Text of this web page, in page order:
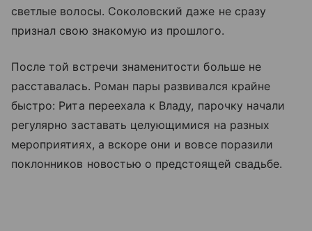
светлые волосы. Соколовский даже не сразу
признал свою знакомую из прошлого.
После той встречи знаменитости больше не
расставалась. Роман пары развивался крайне
быстро: Рита переехала к Владу, парочку начали
регулярно заставать целующимися на разных
мероприятиях, а вскоре они и вовсе поразили
поклонников новостью о предстоящей свадьбе.